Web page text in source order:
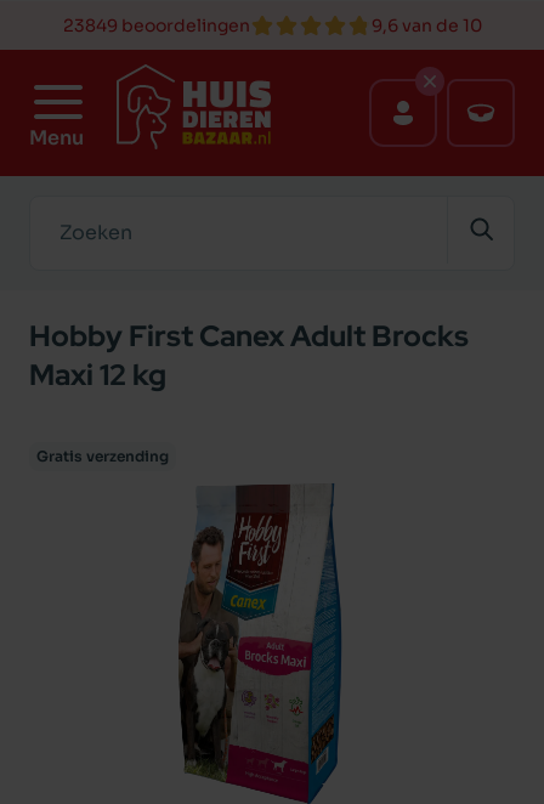
23849 beoordelingen 9,6 van de 10
Menu
Hobby First Canex Adult Brocks
Maxi 12 kg
Gratis verzending